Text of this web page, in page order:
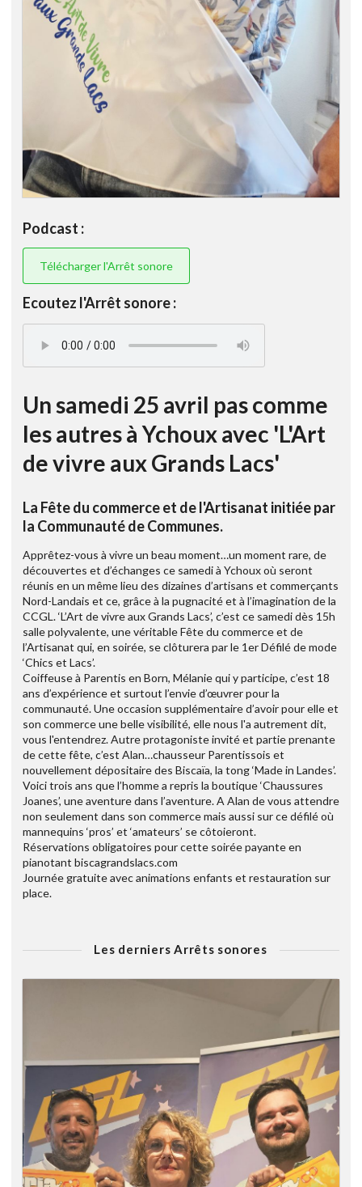
Podcast :
Télécharger l'Arrêt sonore
Ecoutez l'Arrêt sonore :
Un samedi 25 avril pas comme
les autres à Ychoux avec 'L'Art
de vivre aux Grands Lacs'
La Fête du commerce et de l'Artisanat initiée par
la Communauté de Communes.
Apprêtez-vous à vivre un beau moment…un moment rare, de
découvertes et d’échanges ce samedi à Ychoux où seront
réunis en un même lieu des dizaines d’artisans et commerçants
Nord-Landais et ce, grâce à la pugnacité et à l’imagination de la
CCGL. ‘L’Art de vivre aux Grands Lacs’, c’est ce samedi dès 15h
salle polyvalente, une véritable Fête du commerce et de
l’Artisanat qui, en soirée, se clôturera par le 1er Défilé de mode
‘Chics et Lacs’.
Coiffeuse à Parentis en Born, Mélanie qui y participe, c’est 18
ans d’expérience et surtout l’envie d’œuvrer pour la
communauté. Une occasion supplémentaire d’avoir pour elle et
son commerce une belle visibilité, elle nous l'a autrement dit,
vous l'entendrez. Autre protagoniste invité et partie prenante
de cette fête, c’est Alan…chausseur Parentissois et
nouvellement dépositaire des Biscaïa, la tong ‘Made in Landes’.
Voici trois ans que l’homme a repris la boutique ‘Chaussures
Joanes’, une aventure dans l’aventure. A Alan de vous attendre
non seulement dans son commerce mais aussi sur ce défilé où
mannequins ‘pros’ et ‘amateurs’ se côtoieront.
Réservations obligatoires pour cette soirée payante en
pianotant biscagrandslacs.com
Journée gratuite avec animations enfants et restauration sur
place.
Les derniers Arrêts sonores